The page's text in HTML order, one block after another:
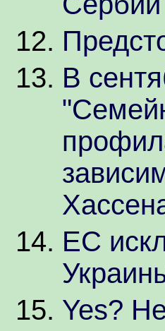
В
ЕС
Yes?